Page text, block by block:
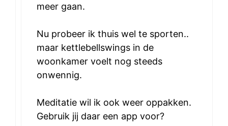
meer gaan.
Nu probeer ik thuis wel te sporten..
maar kettlebellswings in de
woonkamer voelt nog steeds
onwennig.
Meditatie wil ik ook weer oppakken.
Gebruik jij daar een app voor?